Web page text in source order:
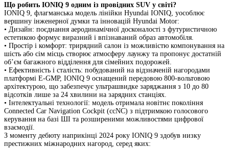
Що робить IONIQ 9 одним із провідних SUV у світі?
IONIQ 9, флагманська модель лінійки Hyundai IONIQ, уособлює
вершину інженерної думки та інновацій Hyundai Motor:
• Дизайн: поєднання аеродинамічної досконалості з футуристичною
естетикою формує виразний і впізнаваний образ автомобіля.
• Простір і комфорт: трирядний салон із можливістю компонування на
шість або сім місць створює атмосферу лаунжу та пропонує достатній
об’єм багажного відділення для сімейних подорожей.
• Ефективність і сталість: побудований на відзначеній нагородами
платформі E-GMP, IONIQ 9 оснащений передовою 800-вольтовою
архітектурою, що забезпечує ультрашвидке заряджання з 10 до 80
відсотків лише за 24 хвилини на зарядних станціях.
• Інтелектуальні технології: модель отримала новітнє покоління
Connected Car Navigation Cockpit (ccNC) з підтримкою голосового
керування на базі ШІ та розширеними можливостями цифрової
взаємодії.
З моменту дебюту наприкінці 2024 року IONIQ 9 здобув низку
престижних міжнародних нагород, серед яких: